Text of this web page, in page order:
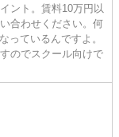
ント。賃料10万円以
合わせください。何
っているんですよ。
のでスクール向けで